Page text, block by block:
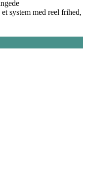
system med reel frihed,